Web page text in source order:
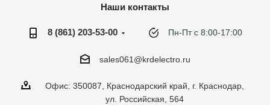
Наши контакты
8 (861) 203-53-00 Пн-Пт с 8:00-17:00
sales061@krdelectro.ru
Офис: 350087, Краснодарский край, г. Краснодар,
ул. Российская, 564